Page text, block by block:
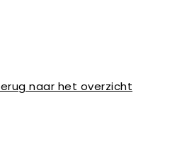
naar het overzicht